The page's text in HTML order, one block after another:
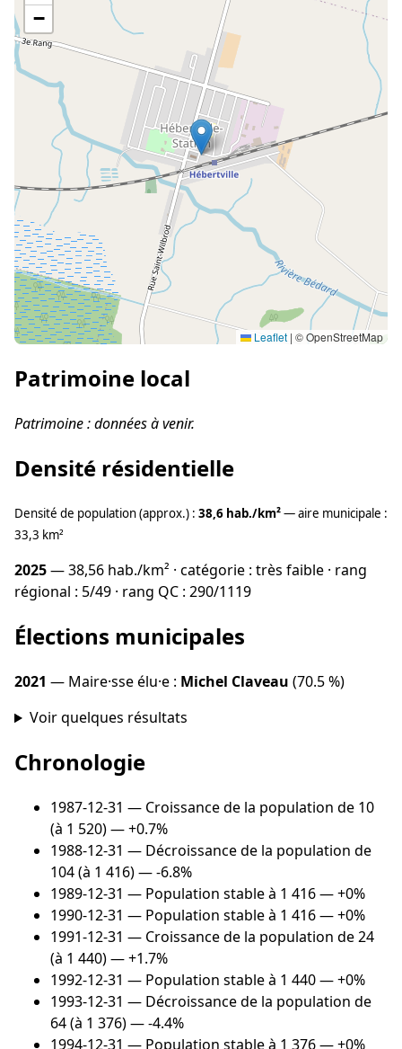
−
Leaflet | © OpenStreetMap
Patrimoine local
Patrimoine : données à venir.
Densité résidentielle
Densité de population (approx.) : 38,6 hab./km²— aire municipale :
33,3 km²
2025— 38,56 hab./km² · catégorie : très faible · rang
régional : 5/49 · rang QC : 290/1119
Élections municipales
2021 — Maire·sse élu·e : Michel Claveau (70.5 %)
Voir quelques résultats
Chronologie
1987-12-31 — Croissance de la population de 10
(à 1 520) — +0.7%
1988-12-31 — Décroissance de la population de
104 (à 1 416) — -6.8%
1989-12-31 — Population stable à 1 416 — +0%
1990-12-31 — Population stable à 1 416 — +0%
1991-12-31 — Croissance de la population de 24
(à 1 440) — +1.7%
1992-12-31 — Population stable à 1 440 — +0%
1993-12-31 — Décroissance de la population de
64 (à 1 376) — -4.4%
1994-12-31 — Population stable à 1 376 — +0%